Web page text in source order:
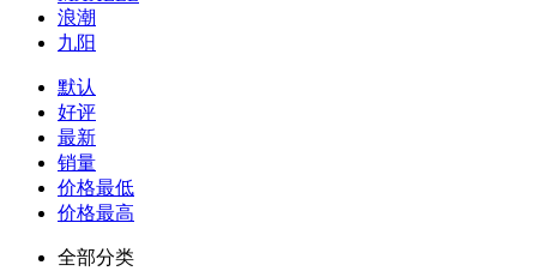
浪潮
九阳
默认
好评
最新
销量
价格最低
价格最高
全部分类